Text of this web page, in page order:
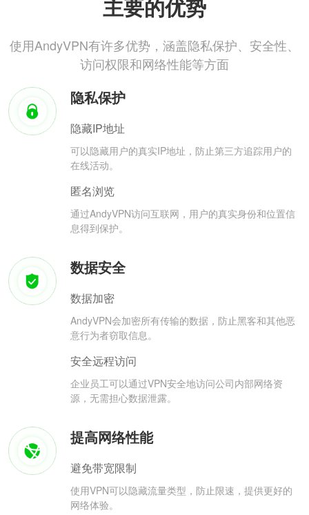
主要的优势
使用AndyVPN有许多优势，涵盖隐私保护、安全性、
访问权限和网络性能等方面
隐私保护
隐藏IP地址
可以隐藏用户的真实IP地址，防止第三方追踪用户的
在线活动。
匿名浏览
通过AndyVPN访问互联网，用户的真实身份和位置信
息得到保护。
数据安全
数据加密
AndyVPN会加密所有传输的数据，防止黑客和其他恶
意行为者窃取信息。
安全远程访问
企业员工可以通过VPN安全地访问公司内部网络资
源，无需担心数据泄露。
提高网络性能
避免带宽限制
使用VPN可以隐藏流量类型，防止限速，提供更好的
网络体验。